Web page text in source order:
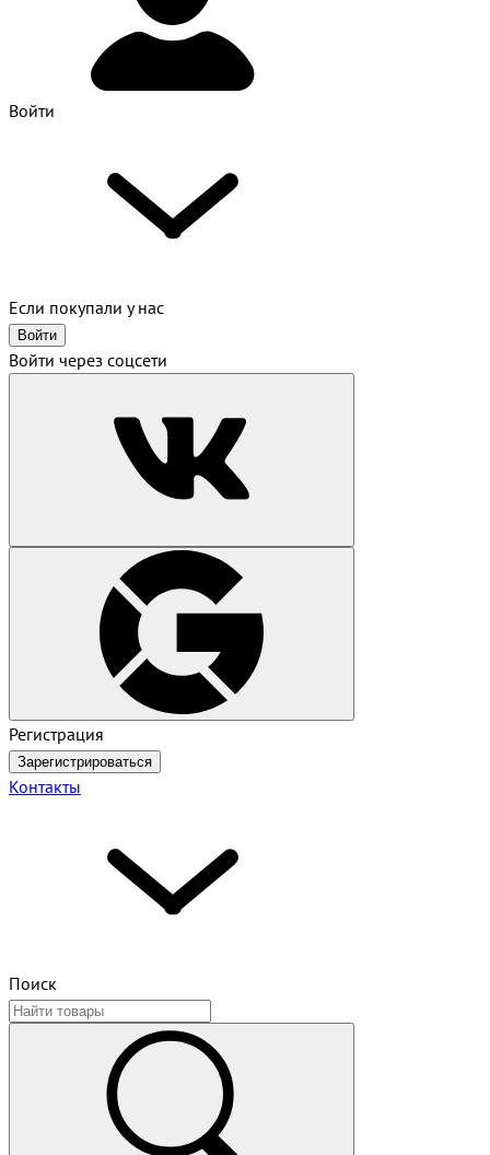
Войти
Если покупали у нас
Войти
Войти через соцсети
Регистрация
Зарегистрироваться
Контакты
Поиск